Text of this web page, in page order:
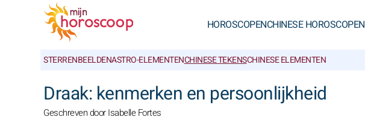
HOROSCOPENCHINESE HOROSCOPEN
STERRENBEELDENASTRO-ELEMENTENCHINESE TEKENSCHINESE ELEMENTEN
Draak: kenmerken en persoonlijkheid
Geschreven door Isabelle Fortes